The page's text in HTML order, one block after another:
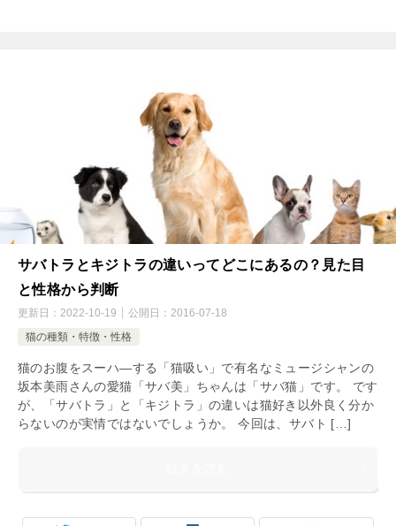
サバトラとキジトラの違いってどこにあるの？見た目
と性格から判断
更新日： 2022-10-19 公開日： 2016-07-18
猫の種類・特徴・性格
猫のお腹をスーハ―する「猫吸い」で有名なミュージシャンの
坂本美雨さんの愛猫「サバ美」ちゃんは「サバ猫」です。 です
が、「サバトラ」と「キジトラ」の違いは猫好き以外良く分か
らないのが実情ではないでしょうか。 今回は、サバト […]